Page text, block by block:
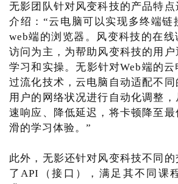
无影团队针对风变科技的产品特点
介绍：“云电脑可以实现多终端链
web端的浏览器。风变科技的在线
访问为主，为帮助风变科技的用
学习和实操。无影针对Web端的
过流化技术，云电脑自动适配不
用户的网络状况进行自动化调整
速响应、降低延迟，将卡顿降至
滑的学习体验。”
此外，无影还针对风变科技不同
了API（接口），满足其不同课